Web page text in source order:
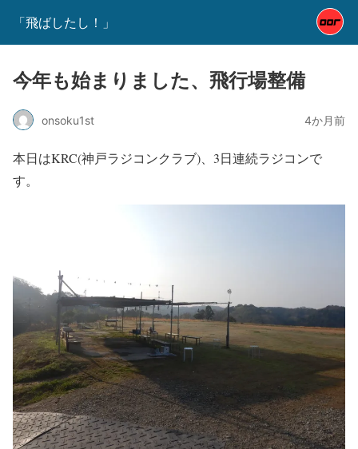
「飛ばしたし！」
今年も始まりました、飛行場整備
onsoku1st 4か月前
本日はKRC(神戸ラジコンクラブ)、3日連続ラジコンで
す。